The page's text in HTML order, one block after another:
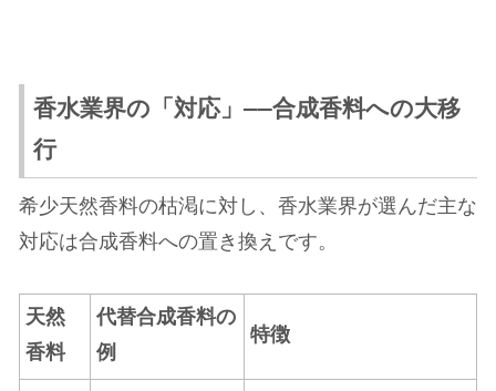
香水業界の「対応」——合成香料への大移
行
希少天然香料の枯渇に対し、香水業界が選んだ主な
対応は合成香料への置き換えです。
天然
香料
代替合成香料の
例
特徴